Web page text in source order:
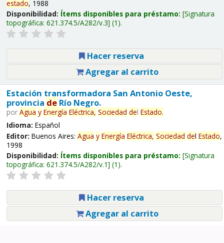
estado, 1988
Disponibilidad: Ítems disponibles para préstamo: Signatura
topográfica: 621.374.5/A282/v.3 (1).
Hacer reserva
Agregar al carrito
Estación transformadora San Antonio Oeste,
provincia deRío Negro.
por Agua y Energía Eléctrica, Sociedad del Estado.
Idioma: Español
Editor: Buenos Aires: Agua y Energía Eléctrica, Sociedad del Estado,
1998
Disponibilidad: Ítems disponibles para préstamo: Signatura
topográfica: 621.374.5/A282/v.1 (1).
Hacer reserva
Agregar al carrito